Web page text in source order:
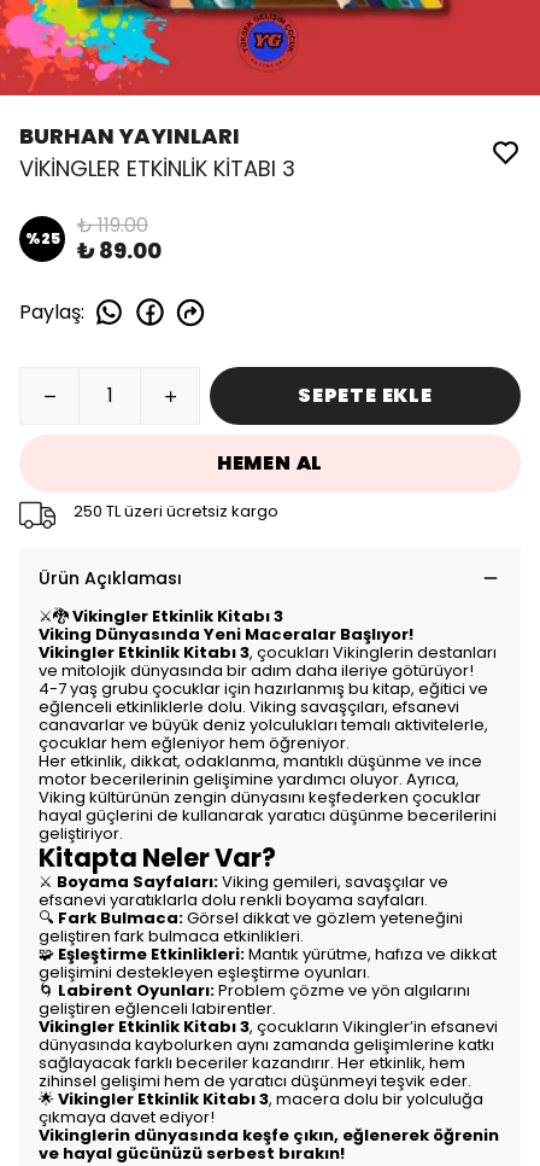
BURHAN YAYINLARI
VİKİNGLER ETKİNLİK KİTABI 3
%25 ₺ 119.00
₺ 89.00
Paylaş:
SEPETE EKLE
HEMEN AL
250 TL üzeri ücretsiz kargo
Ürün Açıklaması
⚔️🐉Vikingler Etkinlik Kitabı 3
Viking Dünyasında Yeni Maceralar Başlıyor!
Vikingler Etkinlik Kitabı 3, çocukları Vikinglerin destanları
ve mitolojik dünyasında bir adım daha ileriye götürüyor!
4-7 yaş grubu çocuklar için hazırlanmış bu kitap, eğitici ve
eğlenceli etkinliklerle dolu. Viking savaşçıları, efsanevi
canavarlar ve büyük deniz yolculukları temalı aktivitelerle,
çocuklar hem eğleniyor hem öğreniyor.
Her etkinlik, dikkat, odaklanma, mantıklı düşünme ve ince
motor becerilerinin gelişimine yardımcı oluyor. Ayrıca,
Viking kültürünün zengin dünyasını keşfederken çocuklar
hayal güçlerini de kullanarak yaratıcı düşünme becerilerini
geliştiriyor.
Kitapta Neler Var?
⚔️ Boyama Sayfaları:Viking gemileri, savaşçılar ve
efsanevi yaratıklarla dolu renkli boyama sayfaları.
🔍 Fark Bulmaca:Görsel dikkat ve gözlem yeteneğini
geliştiren fark bulmaca etkinlikleri.
🧩 Eşleştirme Etkinlikleri:Mantık yürütme, hafıza ve dikkat
gelişimini destekleyen eşleştirme oyunları.
🌀 Labirent Oyunları:Problem çözme ve yön algılarını
geliştiren eğlenceli labirentler.
Vikingler Etkinlik Kitabı 3, çocukların Vikingler’in efsanevi
dünyasında kaybolurken aynı zamanda gelişimlerine katkı
sağlayacak farklı beceriler kazandırır. Her etkinlik, hem
zihinsel gelişimi hem de yaratıcı düşünmeyi teşvik eder.
🌟Vikingler Etkinlik Kitabı 3, macera dolu bir yolculuğa
çıkmaya davet ediyor!
Vikinglerin dünyasında keşfe çıkın, eğlenerek öğrenin
ve hayal gücünüzü serbest bırakın!